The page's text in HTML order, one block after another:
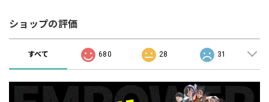
ショップの評価
すべて 680 28 31